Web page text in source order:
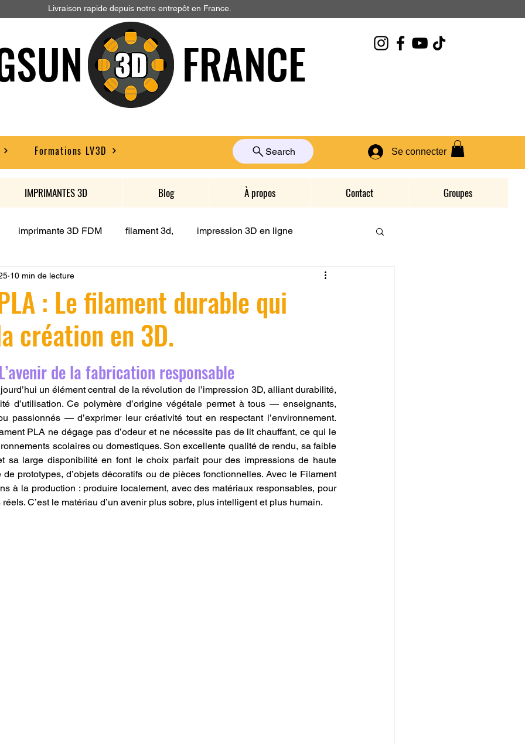
Livraison rapide depuis notre entrepôt en France.
FRANCE
Formations LV3D Se connecter
Search
IMPRIMANTES 3D Blog À propos Contact Groupes
imprimante 3D FDM filament 3d, impression 3D en ligne
Formation
l'impression 3D CPF impression 3D à la demande
une piece en 3D Filament PETG Filament ABS
SNAPMAKER CRÉALITY SPARK X I7 CREALITY
fusion 360 Formation CREALITY PRINT
: Le filament durable qui
création en 3D.
10 min de lecture
5.
de la fabrication responsable
un élément central de la révolution de l’impression 3D, alliant durabilité,
d’utilisation. Ce polymère d’origine végétale permet à tous — enseignants,
passionnés — d’exprimer leur créativité tout en respectant l’environnement.
PLA ne dégage pas d’odeur et ne nécessite pas de lit chauffant, ce qui le
scolaires ou domestiques. Son excellente qualité de rendu, sa faible
sa large disponibilité en font le choix parfait pour des impressions de haute
de prototypes, d’objets décoratifs ou de pièces fonctionnelles. Avec le Filament
à la production : produire localement, avec des matériaux responsables, pour
C’est le matériau d’un avenir plus sobre, plus intelligent et plus humain.